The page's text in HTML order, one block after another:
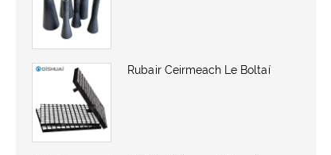
Rubair Ceirmeach Le Boltaí